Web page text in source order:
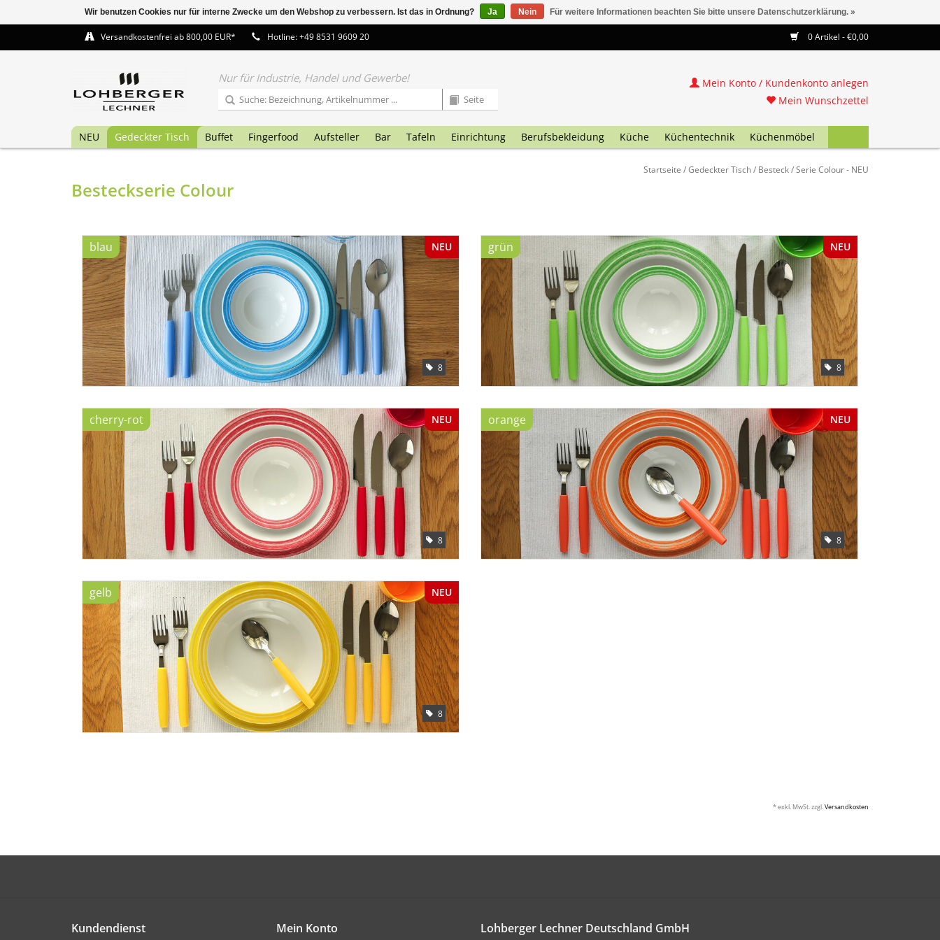
Versandkostenfrei ab 800,00 EUR* Hotline: +49 8531 9609 20 0 Artikel - €0,00
Nur für Industrie, Handel und Gewerbe!
NEU Gedeckter Tisch Buffet Fingerfood Aufsteller Bar Tafeln Einrichtung Berufsbekleidung Küche Küchentechnik Küchenmöbel
Mein Konto / Kundenkonto anlegen
Mein Wunschzettel
Startseite /Gedeckter Tisch/ Besteck/Serie Colour - NEU
Besteckserie Colour
blau NEU
8
grün NEU
8
cherry-rot NEU
8
orange NEU
8
gelb NEU
8
* exkl. MwSt. zzgl. Versandkosten
Kundendienst Mein Konto Lohberger Lechner Deutschland GmbH
Wir benutzen Cookies nur für interne Zwecke um den Webshop zu verbessern. Ist das in Ordnung? Ja Nein Für weitere Informationen beachten Sie bitte unsere Datenschutzerklärung. »